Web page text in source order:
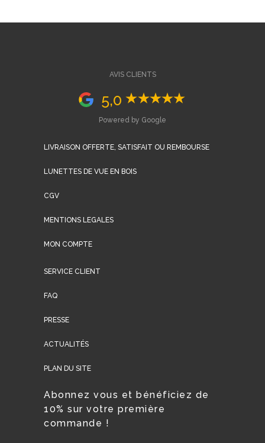
AVIS CLIENTS
5,0
Powered by Google
LIVRAISON OFFERTE, SATISFAIT OU REMBOURSE
LUNETTES DE VUE EN BOIS
CGV
MENTIONS LEGALES
MON COMPTE
SERVICE CLIENT
FAQ
PRESSE
ACTUALITÉS
PLAN DU SITE
Abonnez vous et bénéficiez de
10% sur votre première
commande !